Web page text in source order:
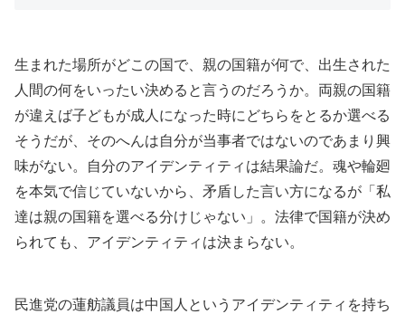
生まれた場所がどこの国で、親の国籍が何で、出生された
人間の何をいったい決めると言うのだろうか。両親の国籍
が違えば子どもが成人になった時にどちらをとるか選べる
そうだが、そのへんは自分が当事者ではないのであまり興
味がない。自分のアイデンティティは結果論だ。魂や輪廻
を本気で信じていないから、矛盾した言い方になるが「私
達は親の国籍を選べる分けじゃない」。法律で国籍が決め
られても、アイデンティティは決まらない。
民進党の蓮舫議員は中国人というアイデンティティを持ち